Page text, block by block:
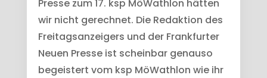
Presse zum 17. ksp MöWathlon hätten
wir nicht gerechnet. Die Redaktion des
Freitagsanzeigers und der Frankfurter
Neuen Presse ist scheinbar genauso
begeistert vom ksp MöWathlon wie ihr